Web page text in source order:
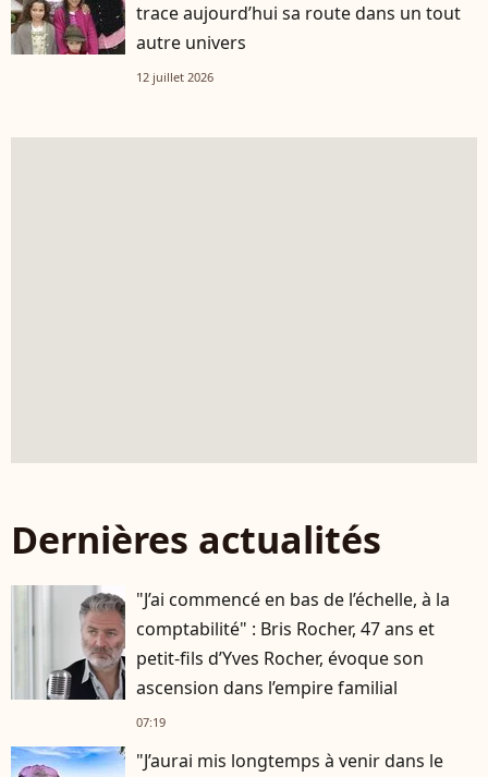
trace aujourd’hui sa route dans un tout
autre univers
12 juillet 2026
Dernières actualités
"J’ai commencé en bas de l’échelle, à la
comptabilité" : Bris Rocher, 47 ans et
petit-fils d’Yves Rocher, évoque son
ascension dans l’empire familial
07:19
"J’aurai mis longtemps à venir dans le